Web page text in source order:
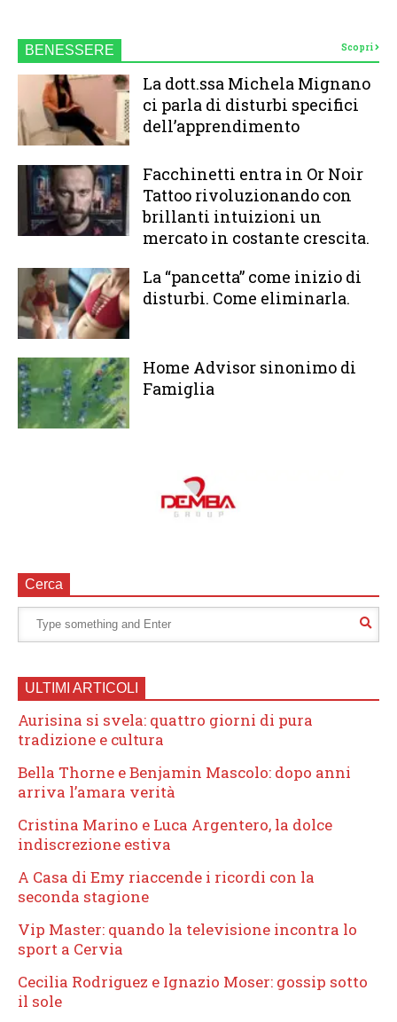
BENESSERE Scopri
La dott.ssa Michela Mignano
ci parla di disturbi specifici
dell’apprendimento
Facchinetti entra in Or Noir
Tattoo rivoluzionando con
brillanti intuizioni un
mercato in costante crescita.
La “pancetta” come inizio di
disturbi. Come eliminarla.
Home Advisor sinonimo di
Famiglia
Cerca
ULTIMI ARTICOLI
Aurisina si svela: quattro giorni di pura
tradizione e cultura
Bella Thorne e Benjamin Mascolo: dopo anni
arriva l’amara verità
Cristina Marino e Luca Argentero, la dolce
indiscrezione estiva
A Casa di Emy riaccende i ricordi con la
seconda stagione
Vip Master: quando la televisione incontra lo
sport a Cervia
Cecilia Rodriguez e Ignazio Moser: gossip sotto
il sole